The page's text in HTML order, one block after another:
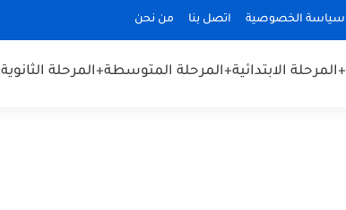
سياسة الخصوصية اتصل بنا من نحن
+المرحلة الابتدائية+المرحلة المتوسطة+المرحلة الثانوية